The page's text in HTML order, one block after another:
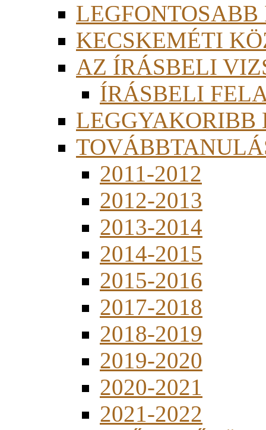
KECSKEMÉTI
AZ ÍRÁSBELI
ÍRÁSBELI
LEGGYAKORIBB
2011-2012
2012-2013
2013-2014
2014-2015
2015-2016
2017-2018
2018-2019
2019-2020
2020-2021
2021-2022